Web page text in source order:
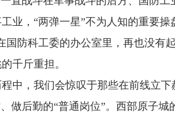
业，“两弹一星”不为人知的重要操
国防科工委的办公室里，再也没有
千斤重担。
，我们会惊叹于那些在前线立下
做后勤的“普通岗位”。西部原子城